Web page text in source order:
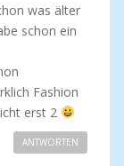
was älter
schon ein
Fashion
erst 2
ANTWORTEN